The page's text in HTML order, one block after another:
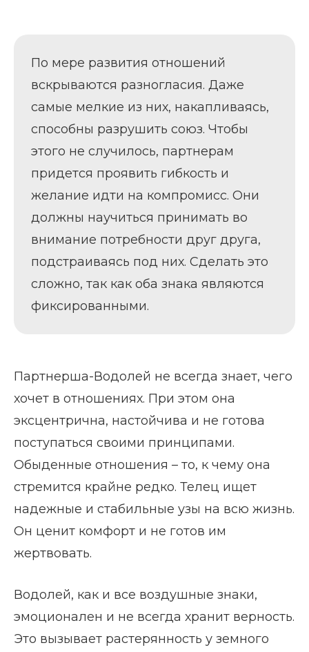
По мере развития отношений
вскрываются разногласия. Даже
самые мелкие из них, накапливаясь,
способны разрушить союз. Чтобы
этого не случилось, партнерам
придется проявить гибкость и
желание идти на компромисс. Они
должны научиться принимать во
внимание потребности друг друга,
подстраиваясь под них. Сделать это
сложно, так как оба знака являются
фиксированными.
Партнерша-Водолей не всегда знает, чего
хочет в отношениях. При этом она
эксцентрична, настойчива и не готова
поступаться своими принципами.
Обыденные отношения – то, к чему она
стремится крайне редко. Телец ищет
надежные и стабильные узы на всю жизнь.
Он ценит комфорт и не готов им
жертвовать.
Водолей, как и все воздушные знаки,
эмоционален и не всегда хранит верность.
Это вызывает растерянность у земного